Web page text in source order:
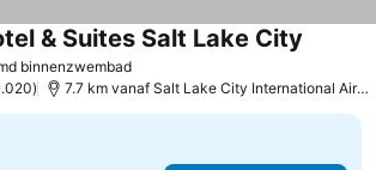
binnenzwembadPrijzen bekijken
& Suites Salt Lake City
7.7 km vanaf Salt Lake City International